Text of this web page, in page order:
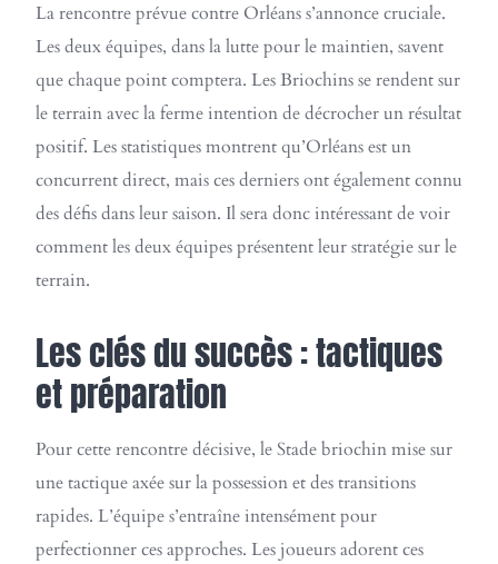
La rencontre prévue contre Orléans s’annonce cruciale.
Les deux équipes, dans la lutte pour le maintien, savent
que chaque point comptera. Les Briochins se rendent sur
le terrain avec la ferme intention de décrocher un résultat
positif. Les statistiques montrent qu’Orléans est un
concurrent direct, mais ces derniers ont également connu
des défis dans leur saison. Il sera donc intéressant de voir
comment les deux équipes présentent leur stratégie sur le
terrain.
Les clés du succès : tactiques
et préparation
Pour cette rencontre décisive, le Stade briochin mise sur
une tactique axée sur la possession et des transitions
rapides. L’équipe s’entraîne intensément pour
perfectionner ces approches. Les joueurs adorent ces